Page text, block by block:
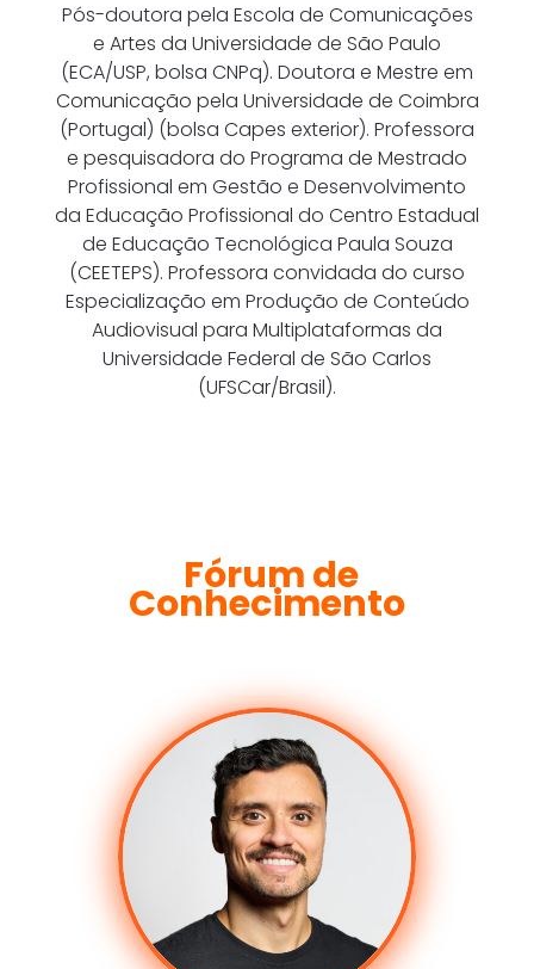
Pós-doutora pela Escola de Comunicações
e Artes da Universidade de São Paulo
(ECA/USP, bolsa CNPq). Doutora e Mestre em
Comunicação pela Universidade de Coimbra
(Portugal) (bolsa Capes exterior). Professora
e pesquisadora do Programa de Mestrado
Profissional em Gestão e Desenvolvimento
da Educação Profissional do Centro Estadual
de Educação Tecnológica Paula Souza
(CEETEPS). Professora convidada do curso
Especialização em Produção de Conteúdo
Audiovisual para Multiplataformas da
Universidade Federal de São Carlos
(UFSCar/Brasil).
Fórum de
Conhecimento